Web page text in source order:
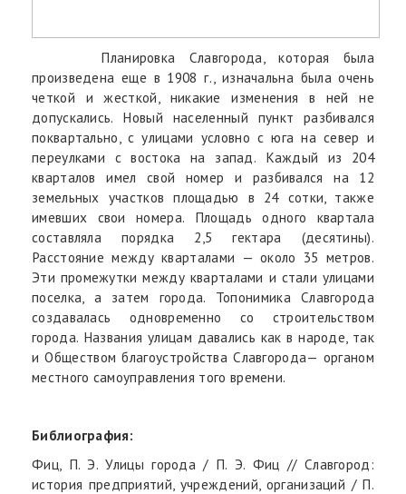
Планировка Славгорода, которая была
произведена еще в 1908 г., изначальна была очень
четкой и жесткой, никакие изменения в ней не
допускались. Новый населенный пункт разбивался
поквартально, с улицами условно с юга на север и
переулками с востока на запад. Каждый из 204
кварталов имел свой номер и разбивался на 12
земельных участков площадью в 24 сотки, также
имевших свои номера. Площадь одного квартала
составляла порядка 2,5 гектара (десятины).
Расстояние между кварталами — около 35 метров.
Эти промежутки между кварталами и стали улицами
поселка, а затем города. Топонимика Славгорода
создавалась одновременно со строительством
города. Названия улицам давались как в народе, так
и Обществом благоустройства Славгорода— органом
местного самоуправления того времени.
Библиография:
Фиц, П. Э. Улицы города / П. Э. Фиц // Славгород:
история предприятий, учреждений, организаций / П.